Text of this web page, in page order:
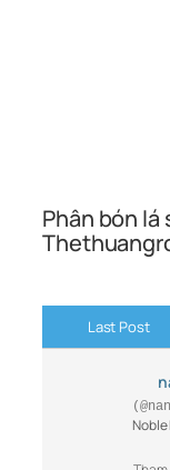
Phân bón lá
Last Post